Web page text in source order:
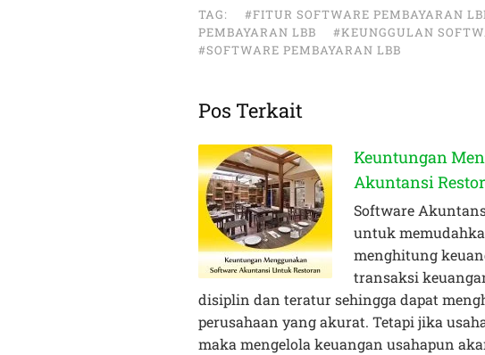
TAG: #FITUR SOFTWARE PEMBAYARAN
PEMBAYARAN LBB
#KEUNGGULAN
#SOFTWARE PEMBAYARAN LBB
Pos Terkait
Keuntungan
Akuntansi
Software
untuk
menghitung
transaksi
disiplin dan teratur sehingga dapat
perusahaan yang akurat. Tetapi jika
maka mengelola keuangan usahapun